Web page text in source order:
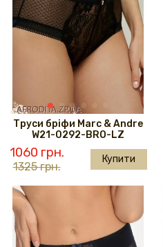
Труси бріфи Marc & Andre
W21-0292-BRO-LZ
1060 грн.
1325 грн.
Купити